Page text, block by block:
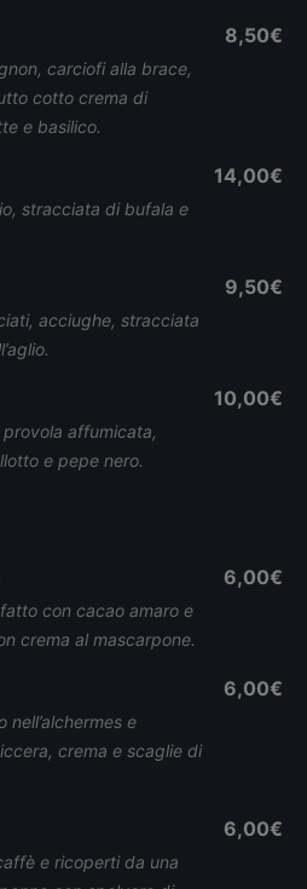
carciofi alla brace,
cotto crema di
e basilico.
8,50€
stracciata di bufala e
14,00€
acciughe, stracciata
9,50€
affumicata,
e pepe nero.
10,00€
con cacao amaro e
crema al mascarpone.
6,00€
e
crema e scaglie di
6,00€
e ricoperti da una
6,00€